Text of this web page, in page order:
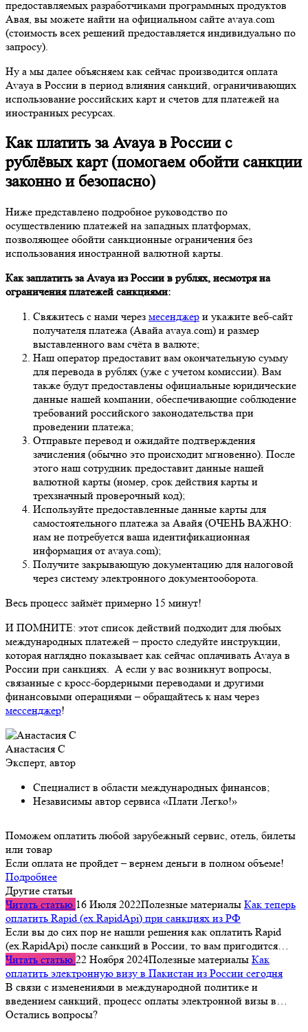
предоставляемых разработчиками программных продуктов
Авая, вы можете найти на официальном сайте avaya.com
(стоимость всех решений предоставляется индивидуально по
запросу).
Ну а мы далее объясняем как сейчас производится оплата
Avaya в России в период влияния санкций, ограничивающих
использование российских карт и счетов для платежей на
иностранных ресурсах.
Как платить за Avaya в России с
рублёвых карт (помогаем обойти санкции
законно и безопасно)
Ниже представлено подробное руководство по
осуществлению платежей на западных платформах,
позволяющее обойти санкционные ограничения без
использования иностранной валютной карты.
Как заплатить заAvaya из России в рублях, несмотря на
ограничения платежей санкциями:
Свяжитесь с нами через месенджер и укажите веб-сайт
получателя платежа (Авайа avaya.com) и размер
выставленного вам счёта в валюте;
Наш оператор предоставит вам окончательную сумму
для перевода в рублях (уже с учетом комиссии). Вам
также будут предоставлены официальные юридические
данные нашей компании, обеспечивающие соблюдение
требований российского законодательства при
проведении платежа;
Отправьте перевод и ожидайте подтверждения
зачисления (обычно это происходит мгновенно). После
этого наш сотрудник предоставит данные нашей
валютной карты (номер, срок действия карты и
трехзначный проверочный код);
Используйте предоставленные данные карты для
самостоятельного платежа за Авайя (ОЧЕНЬ ВАЖНО:
нам не потребуется ваша идентификационная
информация от avaya.com);
Получите закрывающую документацию для налоговой
через систему электронного документооборота.
Весь процесс займёт примерно 15 минут!
И ПОМНИТЕ: этот список действий подходит для любых
международных платежей – просто следуйте инструкции,
которая наглядно показывает как сейчас оплачивать Avaya в
России при санкциях. А если у вас возникнут вопросы,
связанные с кросс-бордерными переводами и другими
финансовыми операциями – обращайтесь к нам через
мессенджер!
Анастасия С
Эксперт, автор
Специалист в области международных финансов;
Независимы автор сервиса «Плати Легко!»
Поможем оплатить любой зарубежный сервис, отель, билеты
или товар
Если оплата не пройдет – вернем деньги в полном объеме!
Подробнее
Другие статьи
Читать статью 16 Июля 2022Полезные материалы Как теперь
оплатить Rapid (ex.RapidApi) при санкциях из РФ
Если вы до сих пор не нашли решения как оплатить Rapid
(ex.RapidApi) после санкций в России, то вам пригодится…
Читать статью 22 Ноября 2024Полезные материалы Как
оплатить электронную визу в Пакистан из России сегодня
В связи с изменениями в международной политике и
введением санкций, процесс оплаты электронной визы в…
Остались вопросы?